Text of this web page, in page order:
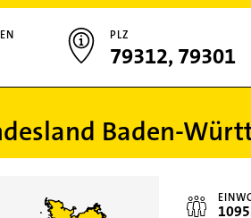
PLZ
79312, 79301
Baden-